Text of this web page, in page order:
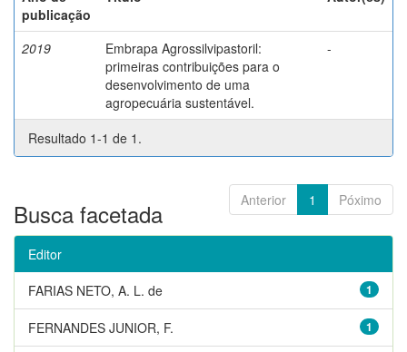
publicação
2019
Embrapa Agrossilvipastoril:
primeiras contribuições para o
desenvolvimento de uma
agropecuária sustentável.
-
Resultado 1-1 de 1.
Anterior 1 Póximo
Busca facetada
Editor
1
FARIAS NETO, A. L. de
1
FERNANDES JUNIOR, F.